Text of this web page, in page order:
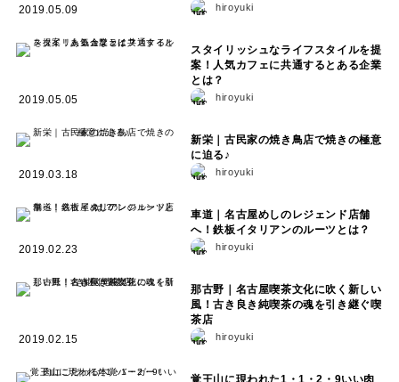
2019.05.09 hiroyuki
2019.05.05
スタイリッシュなライフスタイルを提
案！人気カフェに共通するとある企業
とは？
hiroyuki
2019.03.18
新栄｜古民家の焼き鳥店で焼きの極意
に迫る♪
hiroyuki
2019.02.23
車道｜名古屋めしのレジェンド店舗
へ！鉄板イタリアンのルーツとは？
hiroyuki
2019.02.15
那古野｜名古屋喫茶文化に吹く新しい
風！古き良き純喫茶の魂を引き継ぐ喫
茶店
hiroyuki
覚王山に現われた1・1・2・9いい肉